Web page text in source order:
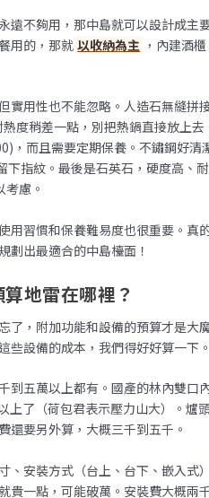
遠不夠用，那中島就可以設計成主
用的，那就 以收納為主 ，內建酒
實用性也不能忽略。人造石無縫拼
度稍差一點，別把熱鍋直接放上
，而且需要定期保養。不鏽鋼好
指紋。最後是石英石，硬度高、
慮。
用習慣和保養難易度也很重要。真
劃出最適合的中島檯面！
地雷在哪裡？
了，附加功能和設備的預算才是大
些設備的成本，我們得好好算一下。
到五萬以上都有。國產的林內雙口
了（荷包君表示壓力山大）。爐
還要另外算，大概三千到五千。
、安裝方式（台上、台下、嵌入式
貴一點，可能破萬。安裝費大概兩